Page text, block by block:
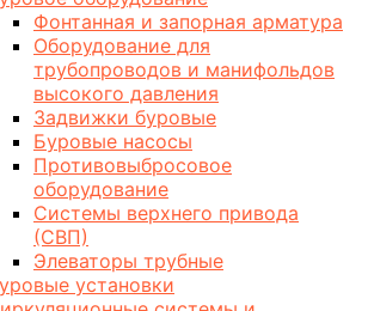
Фонтанная и запорная арматура
Оборудование для
трубопроводов и манифольдов
высокого давления
Задвижки буровые
Буровые насосы
Противовыбросовое
оборудование
Системы верхнего привода
(СВП)
Элеваторы трубные
установки